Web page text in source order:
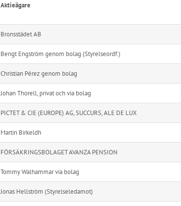
Aktieägare
Bronsstädet AB
Bengt Engström genom bolag (Styrelseordf.)
Christian Pérez genom bolag
Johan Thorell, privat och via bolag
PICTET & CIE (EUROPE) AG, SUCCURS, ALE DE LUX
Martin Birkeldh
FÖRSÄKRINGSBOLAGET AVANZA PENSION
Tommy Walhammar via bolag
Jonas Hellström (Styrelseledamot)